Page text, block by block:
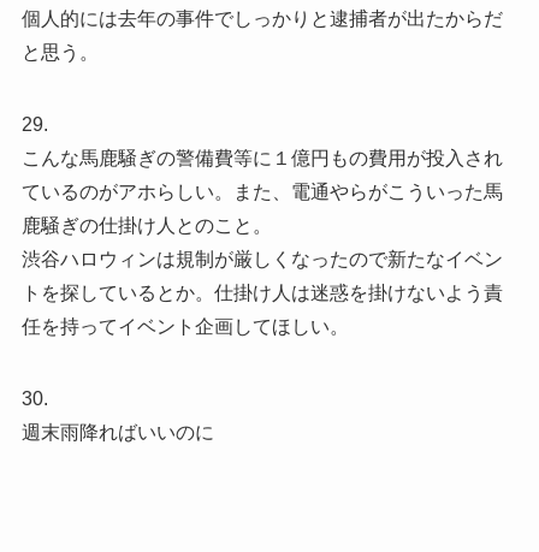
個人的には去年の事件でしっかりと逮捕者が出たからだ
と思う。
29.
こんな馬鹿騒ぎの警備費等に１億円もの費用が投入され
ているのがアホらしい。また、電通やらがこういった馬
鹿騒ぎの仕掛け人とのこと。
渋谷ハロウィンは規制が厳しくなったので新たなイベン
トを探しているとか。仕掛け人は迷惑を掛けないよう責
任を持ってイベント企画してほしい。
30.
週末雨降ればいいのに